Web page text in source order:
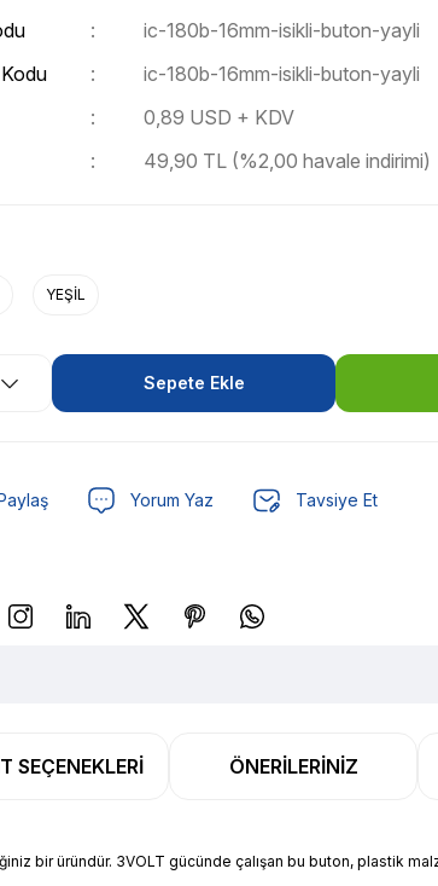
ic-180b-16mm-isikli-buton-yayli
ic-180b-16mm-isikli-buton-yayli
0,89 USD + KDV
49,90 TL (%2,00 havale indirimi)
YEŞİL
Sepete Ekle
Yorum Yaz Tavsiye Et
SEÇENEKLERI ÖNERILERINIZ
bir üründür. 3VOLT gücünde çalışan bu buton, plastik